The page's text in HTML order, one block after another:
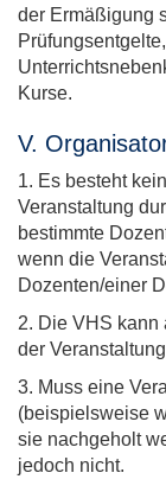
der Ermäßigung
Kurse.
V.
1. Es besteht
Veranstaltung
bestimmte
wenn die
Dozenten/einer
2. Die VHS kann
der
3. Muss eine
(beispielsweise
sie nachgeholt
jedoch nicht.